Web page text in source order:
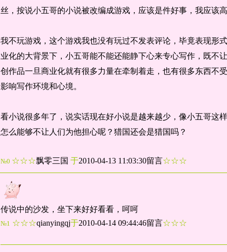
丝，按说小五哥的小说被改编成游戏，应该是件好事，我应该
我不玩游戏，这个游戏我也没有玩过不发表评论，毕竟表现形
业化的大背景下，小五哥能不能还能静下心来专心写作，既不
创作品一旦商业化就有很多力量在牵制着走，也有很多东西不
影响写作环境和心境。
看小说很多年了，说实话现在好小说是越来越少，像小五哥这
怎么能够不让人们为他担心呢？猎国还会是猎国吗？
№0 ☆☆☆飘零三国 于2010-04-13 11:03:30留言☆☆☆
传说中的沙发，坐下来好好看看，呵呵
№1 ☆☆☆qianyingqj于2010-04-14 09:44:46留言☆☆☆